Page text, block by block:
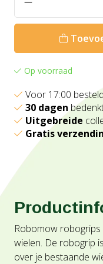
Op voorraad
Voor 17:00
30 dagen
Uitgebreide
Gratis
Robomow
wielen. De robogrip
over je bestaande